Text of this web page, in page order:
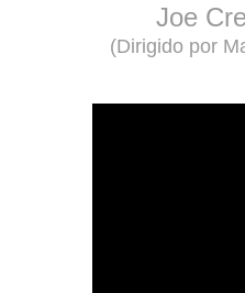
Joe
(Dirigido por